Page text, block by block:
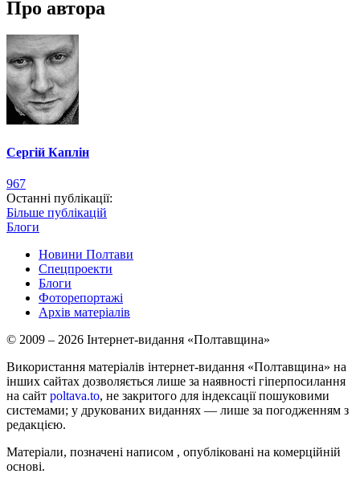
Про автора
Сергій Каплін
967
Останні публікації:
Більше публікацій
Блоги
Новини Полтави
Спецпроекти
Блоги
Фоторепортажі
Архів матеріалів
© 2009 – 2026 Інтернет-видання «Полтавщина»
Використання матеріалів інтернет-видання «Полтавщина» на
інших сайтах дозволяється лише за наявності гіперпосилання
на сайт poltava.to, не закритого для індексації пошуковими
системами; у друкованих виданнях — лише за погодженням з
редакцією.
Матеріали, позначені написом , опубліковані на комерційній
основі.